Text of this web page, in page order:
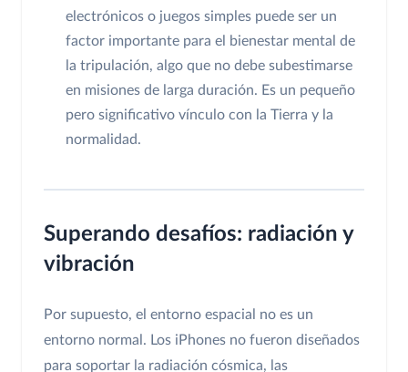
electrónicos o juegos simples puede ser un
factor importante para el bienestar mental de
la tripulación, algo que no debe subestimarse
en misiones de larga duración. Es un pequeño
pero significativo vínculo con la Tierra y la
normalidad.
Superando desafíos: radiación y
vibración
Por supuesto, el entorno espacial no es un
entorno normal. Los iPhones no fueron diseñados
para soportar la radiación cósmica, las